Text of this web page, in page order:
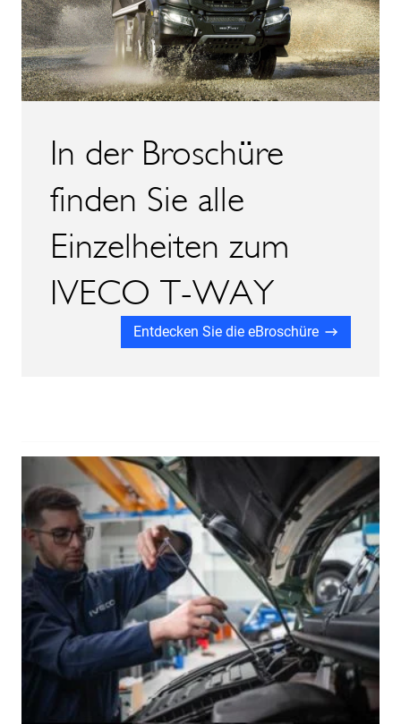
In der Broschüre
finden Sie alle
Einzelheiten zum
IVECO T-WAY
Entdecken Sie die eBroschüre